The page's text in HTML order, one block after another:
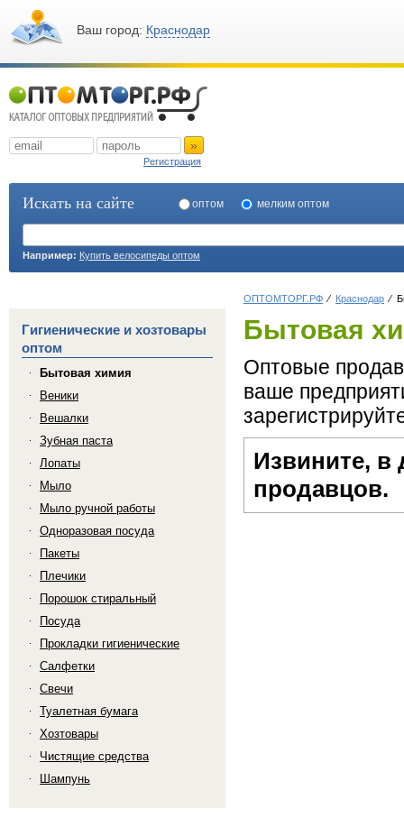
Ваш город: Краснодар
»
Регистрация
Искать на сайте оптом мелким оптом
Например: Купить велосипеды оптом
ОПТОМТОРГ.РФ Краснодар
Бытовая
Оптовые
ваше
Извините, в
продавцов.
Гигиенические и хозтовары
оптом
Бытовая химия
Веники
Вешалки
Зубная паста
Лопаты
Мыло
Мыло ручной работы
Одноразовая посуда
Пакеты
Плечики
Порошок стиральный
Посуда
Прокладки гигиенические
Салфетки
Свечи
Туалетная бумага
Хозтовары
Чистящие средства
Шампунь